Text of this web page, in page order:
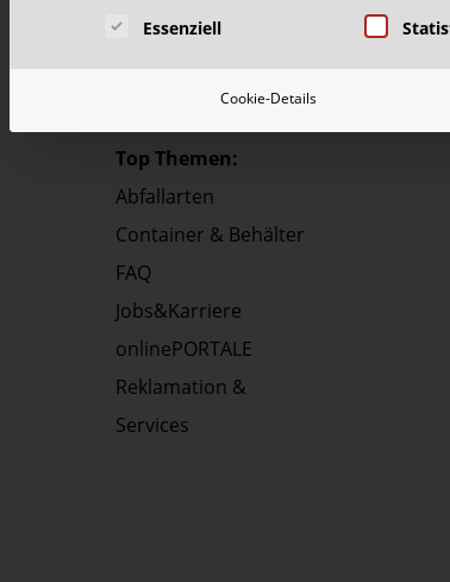
Top Themen:
Abfallarten
Container & Behälter
FAQ
Jobs&Karriere
onlinePORTALE
Reklamation &
Services
Es folgt eine Liste der
Essenziell
Cookie-Details